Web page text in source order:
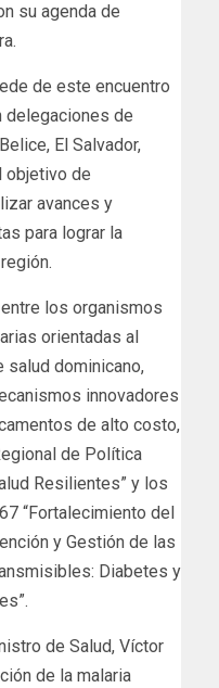
su agenda de
de este encuentro
delegaciones de
El Salvador,
objetivo de
avances y
para lograr la
los organismos
orientadas al
dominicano,
innovadores
de alto costo,
de Política
Resilientes” y los
“Fortalecimiento del
y Gestión de las
Diabetes y
de Salud, Víctor
de la malaria